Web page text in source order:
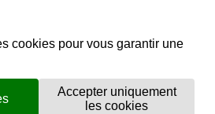
Instagram
flickr